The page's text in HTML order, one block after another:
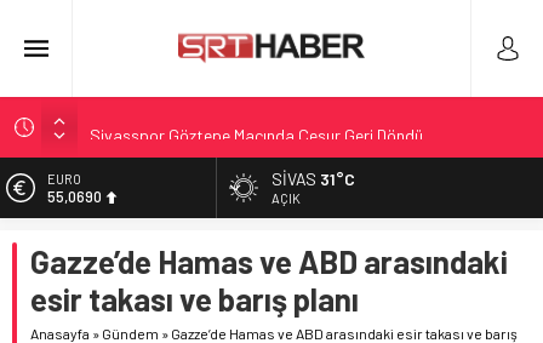
Sivasspor Göztepe Maçında Cesur Geri Döndü
Sivasspor-Göztepe maçında sakatlıklar hızlı gelişti
Rıza Çalımbay Sivasspor’da Teknik Direktör
Net Global Sivasspor 5-1 Adana Demirsporla güldü
EURO
55,0690
6.525,39
BİST
13.788,73
SIVAS 31°C
AÇIK
Gazze’de Hamas ve ABD arasındaki
esir takası ve barış planı
Anasayfa » Gündem » Gazze’de Hamas ve ABD arasındaki esir takası ve barış